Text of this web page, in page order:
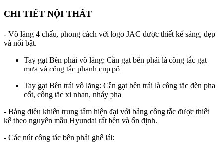
CHI TIẾT NỘI THẤT
- Vô lăng 4 chấu, phong cách với logo JAC được thiết kế sáng, đẹp
và nổi bật.
Tay gạt Bên phải vô lăng: Cần gạt bên phải là công tắc gạt
mưa và công tắc phanh cup pô
Tay gạt Bên trái vô lăng: Cần gạt bên trái là công tắc đèn pha
cốt, công tắc xi nhan, nháy pha
- Bảng điều khiển trung tâm hiện đại với bảng công tắc được thiết
kế theo nguyên mẫu Hyundai rất bền và ổn định.
- Các nút công tắc bên phải ghế lái: